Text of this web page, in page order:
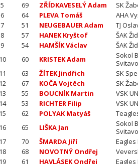
5
69 ZŘÍDKAVESELÝ Adam SK
6
64 PLEVA Tomáš AHA
7
51 NEUGEBAUER Adam TJ
8
57 HANEK Kryštof ŠAK
9
54 HAMŠÍK Václav ŠAK
10
60 KRISTEK Adam
Sokol
11
63 ŽÍTEK Jindřich SK
12
67 KOČA Vojtěch SK
13
55 BOUCNÍK Martin VSK
14
53 RICHTER Filip VSK
15
62 POLYAK Matyáš
16
65 LIŠKA Jan
Sokol
17
70 ŠMARDA Jiří Eagles
18
68 NOVOTNÝ Ondřej
19
61 HAVLÁSEK Ondřej Eagles